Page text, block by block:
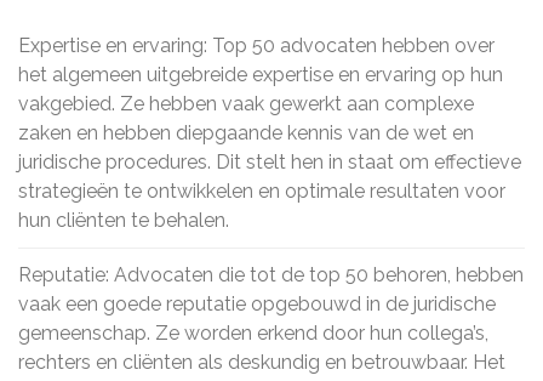
Expertise en ervaring: Top 50 advocaten hebben over
het algemeen uitgebreide expertise en ervaring op hun
vakgebied. Ze hebben vaak gewerkt aan complexe
zaken en hebben diepgaande kennis van de wet en
juridische procedures. Dit stelt hen in staat om effectieve
strategieën te ontwikkelen en optimale resultaten voor
hun cliënten te behalen.
Reputatie: Advocaten die tot de top 50 behoren, hebben
vaak een goede reputatie opgebouwd in de juridische
gemeenschap. Ze worden erkend door hun collega’s,
rechters en cliënten als deskundig en betrouwbaar. Het